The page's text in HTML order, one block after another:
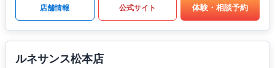
店舗情報 公式サイト 体験・相談予約
ルネサンス松本店